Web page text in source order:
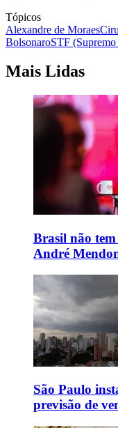
Tópicos
Alexandre de Moraes
BolsonaroSTF
Mais Lidas
Brasil não
André
São Paulo
previsão de